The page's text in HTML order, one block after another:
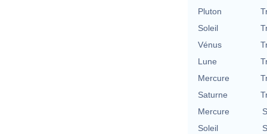
Pluton
Soleil
Vénus
Lune
Mercure
Saturne
Mercure
Soleil